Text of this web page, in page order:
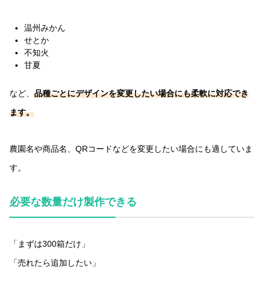
温州みかん
せとか
不知火
甘夏
など、 品種ごとにデザインを変更したい場合にも柔軟に対応でき
ます。
農園名や商品名、QRコードなどを変更したい場合にも適していま
す。
必要な数量だけ製作できる
「まずは300箱だけ」
「売れたら追加したい」